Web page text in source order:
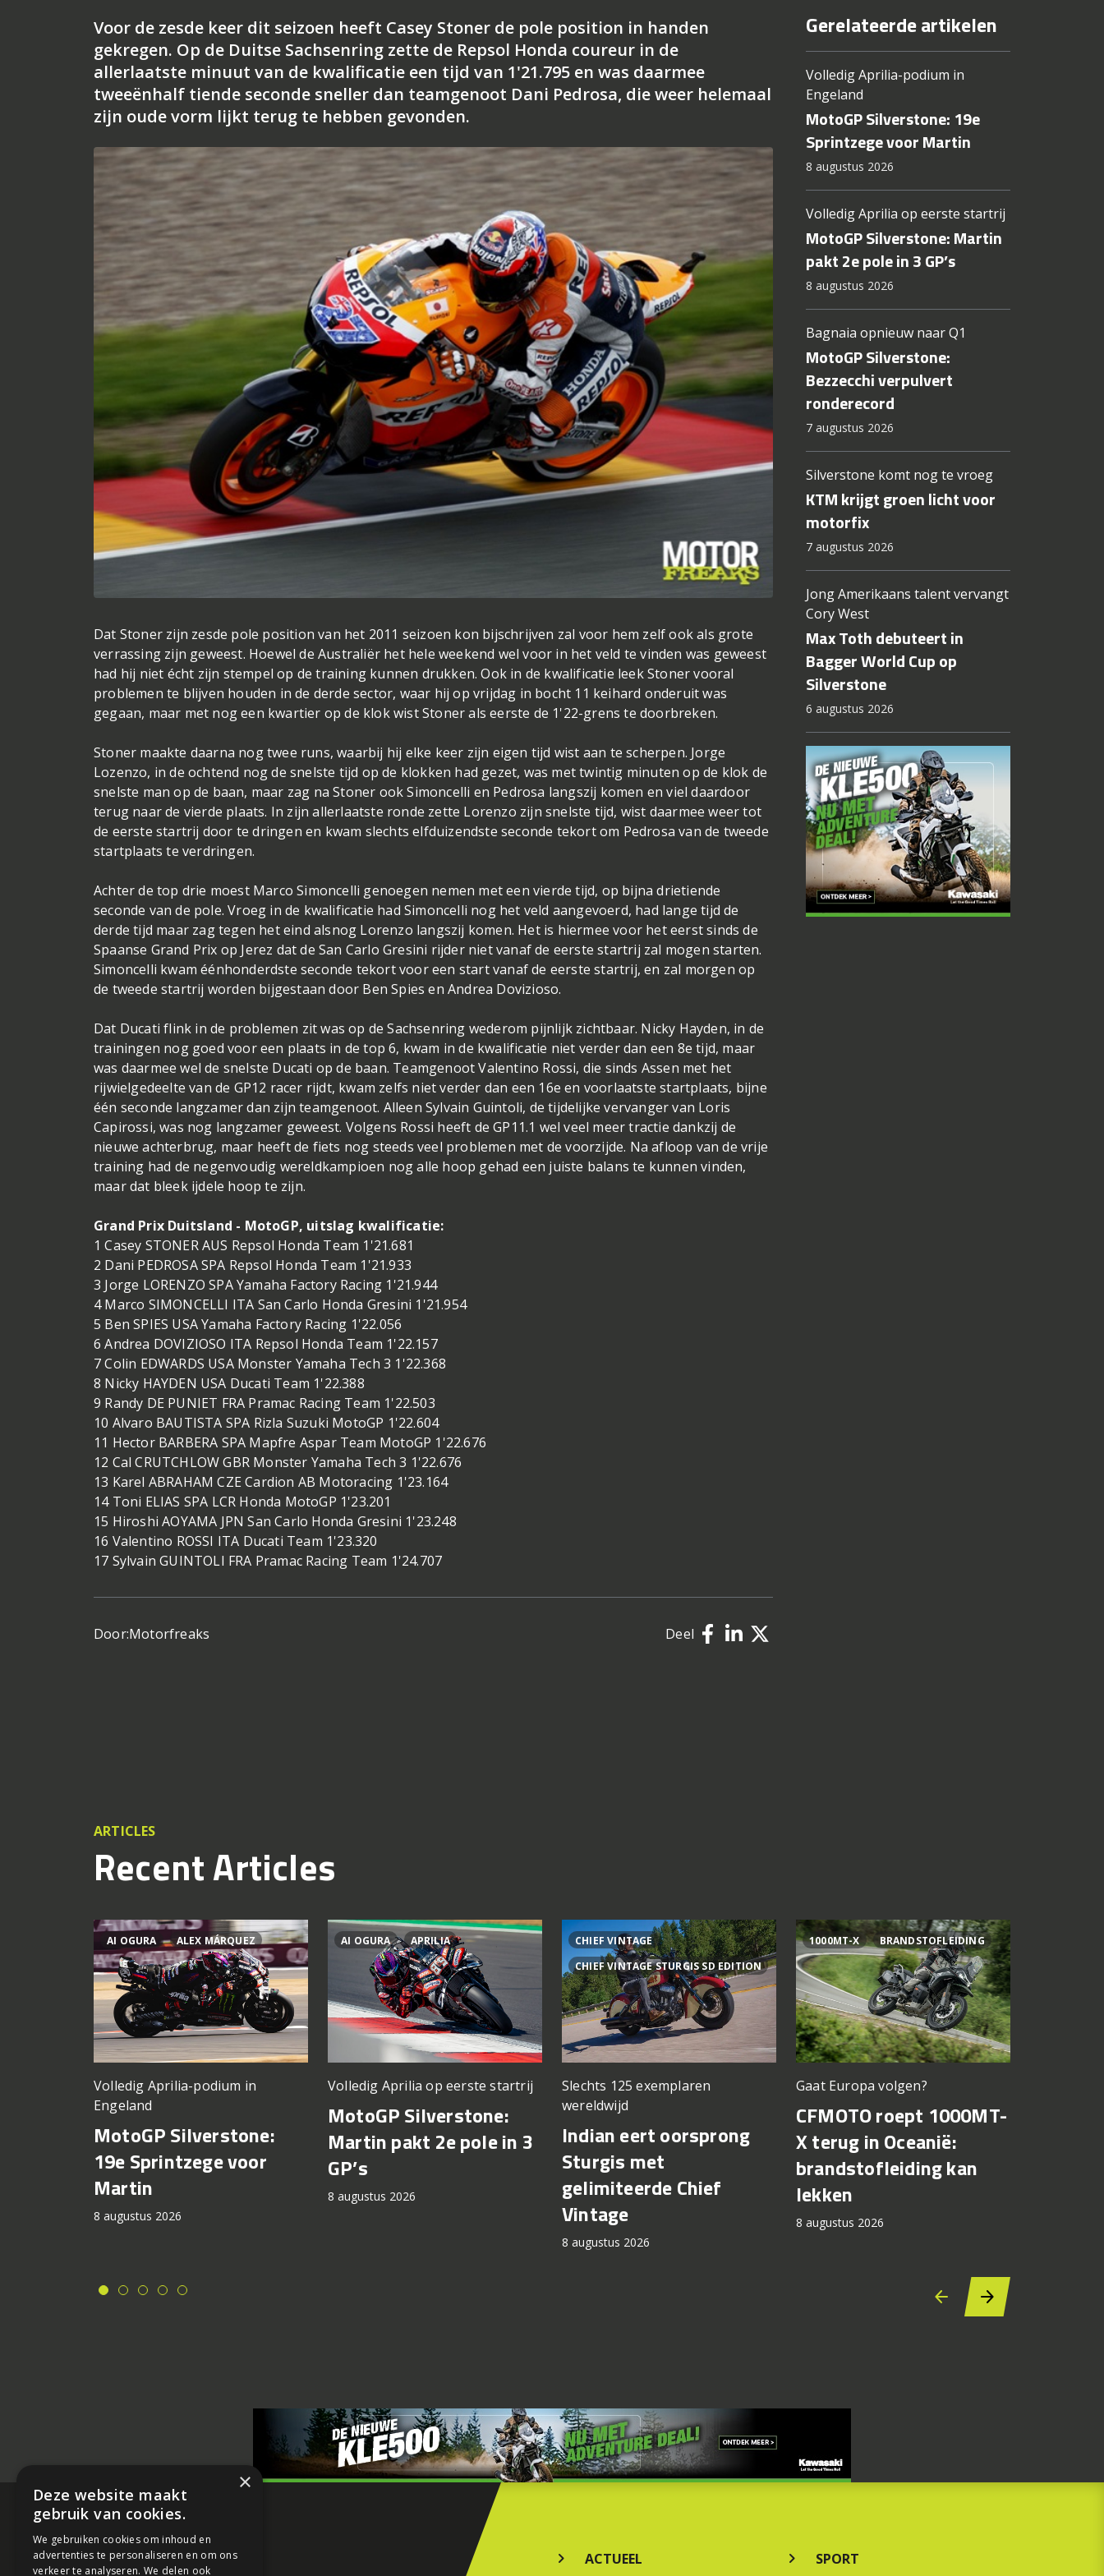
Voor de zesde keer dit seizoen heeft Casey Stoner de pole position in handen
gekregen. Op de Duitse Sachsenring zette de Repsol Honda coureur in de
allerlaatste minuut van de kwalificatie een tijd van 1'21.795 en was daarmee
tweeënhalf tiende seconde sneller dan teamgenoot Dani Pedrosa, die weer helemaal
zijn oude vorm lijkt terug te hebben gevonden.
Dat Stoner zijn zesde pole position van het 2011 seizoen kon bijschrijven zal voor hem zelf ook als grote
verrassing zijn geweest. Hoewel de Australiër het hele weekend wel voor in het veld te vinden was geweest
had hij niet écht zijn stempel op de training kunnen drukken. Ook in de kwalificatie leek Stoner vooral
problemen te blijven houden in de derde sector, waar hij op vrijdag in bocht 11 keihard onderuit was
gegaan, maar met nog een kwartier op de klok wist Stoner als eerste de 1'22-grens te doorbreken.
Stoner maakte daarna nog twee runs, waarbij hij elke keer zijn eigen tijd wist aan te scherpen. Jorge
Lozenzo, in de ochtend nog de snelste tijd op de klokken had gezet, was met twintig minuten op de klok de
snelste man op de baan, maar zag na Stoner ook Simoncelli en Pedrosa langszij komen en viel daardoor
terug naar de vierde plaats. In zijn allerlaatste ronde zette Lorenzo zijn snelste tijd, wist daarmee weer tot
de eerste startrij door te dringen en kwam slechts elfduizendste seconde tekort om Pedrosa van de tweede
startplaats te verdringen.
Achter de top drie moest Marco Simoncelli genoegen nemen met een vierde tijd, op bijna drietiende
seconde van de pole. Vroeg in de kwalificatie had Simoncelli nog het veld aangevoerd, had lange tijd de
derde tijd maar zag tegen het eind alsnog Lorenzo langszij komen. Het is hiermee voor het eerst sinds de
Spaanse Grand Prix op Jerez dat de San Carlo Gresini rijder niet vanaf de eerste startrij zal mogen starten.
Simoncelli kwam éénhonderdste seconde tekort voor een start vanaf de eerste startrij, en zal morgen op
de tweede startrij worden bijgestaan door Ben Spies en Andrea Dovizioso.
Dat Ducati flink in de problemen zit was op de Sachsenring wederom pijnlijk zichtbaar. Nicky Hayden, in de
trainingen nog goed voor een plaats in de top 6, kwam in de kwalificatie niet verder dan een 8e tijd, maar
was daarmee wel de snelste Ducati op de baan. Teamgenoot Valentino Rossi, die sinds Assen met het
rijwielgedeelte van de GP12 racer rijdt, kwam zelfs niet verder dan een 16e en voorlaatste startplaats, bijne
één seconde langzamer dan zijn teamgenoot. Alleen Sylvain Guintoli, de tijdelijke vervanger van Loris
Capirossi, was nog langzamer geweest. Volgens Rossi heeft de GP11.1 wel veel meer tractie dankzij de
nieuwe achterbrug, maar heeft de fiets nog steeds veel problemen met de voorzijde. Na afloop van de vrije
training had de negenvoudig wereldkampioen nog alle hoop gehad een juiste balans te kunnen vinden,
maar dat bleek ijdele hoop te zijn.
Grand Prix Duitsland - MotoGP, uitslag kwalificatie:
1 Casey STONER AUS Repsol Honda Team 1'21.681
2 Dani PEDROSA SPA Repsol Honda Team 1'21.933
3 Jorge LORENZO SPA Yamaha Factory Racing 1'21.944
4 Marco SIMONCELLI ITA San Carlo Honda Gresini 1'21.954
5 Ben SPIES USA Yamaha Factory Racing 1'22.056
6 Andrea DOVIZIOSO ITA Repsol Honda Team 1'22.157
7 Colin EDWARDS USA Monster Yamaha Tech 3 1'22.368
8 Nicky HAYDEN USA Ducati Team 1'22.388
9 Randy DE PUNIET FRA Pramac Racing Team 1'22.503
10 Alvaro BAUTISTA SPA Rizla Suzuki MotoGP 1'22.604
11 Hector BARBERA SPA Mapfre Aspar Team MotoGP 1'22.676
12 Cal CRUTCHLOW GBR Monster Yamaha Tech 3 1'22.676
13 Karel ABRAHAM CZE Cardion AB Motoracing 1'23.164
14 Toni ELIAS SPA LCR Honda MotoGP 1'23.201
15 Hiroshi AOYAMA JPN San Carlo Honda Gresini 1'23.248
16 Valentino ROSSI ITA Ducati Team 1'23.320
17 Sylvain GUINTOLI FRA Pramac Racing Team 1'24.707
Door:Motorfreaks Deel
Gerelateerde artikelen
Volledig Aprilia-podium in
Engeland
MotoGP Silverstone: 19e
Sprintzege voor Martin
8 augustus 2026
Volledig Aprilia op eerste startrij
MotoGP Silverstone: Martin
pakt 2e pole in 3 GP’s
8 augustus 2026
Bagnaia opnieuw naar Q1
MotoGP Silverstone:
Bezzecchi verpulvert
ronderecord
7 augustus 2026
Silverstone komt nog te vroeg
KTM krijgt groen licht voor
motorfix
7 augustus 2026
Jong Amerikaans talent vervangt
Cory West
Max Toth debuteert in
Bagger World Cup op
Silverstone
6 augustus 2026
ARTICLES
Recent Articles
AI OGURA ALEX MÁRQUEZ
Volledig Aprilia-podium in
Engeland
MotoGP Silverstone:
19e Sprintzege voor
Martin
8 augustus 2026
AI OGURA APRILIA
Volledig Aprilia op eerste startrij
MotoGP Silverstone:
Martin pakt 2e pole in 3
GP’s
8 augustus 2026
CHIEF VINTAGE
CHIEF VINTAGE STURGIS SD EDITION
Slechts 125 exemplaren
wereldwijd
Indian eert oorsprong
Sturgis met
gelimiteerde Chief
Vintage
8 augustus 2026
1000MT-X BRANDSTOFLEIDING
Gaat Europa volgen?
CFMOTO roept 1000MT-
X terug in Oceanië:
brandstofleiding kan
lekken
8 augustus 2026
ACTUEEL SPORT
×
Deze website maakt
gebruik van cookies.
We gebruiken cookies om inhoud en
advertenties te personaliseren en om ons
verkeer te analyseren. We delen ook